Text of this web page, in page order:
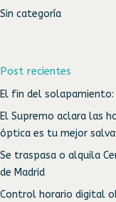
Sin categoría
Post recientes
El fin del
El Supremo aclara las
óptica es tu mejor
Se traspasa o alquila
de Madrid
Control horario digital